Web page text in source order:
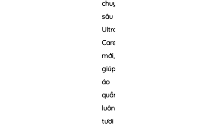
chuyên
sâu
Ultra
Care
mới,
giúp
áo
quần
luôn
tươi